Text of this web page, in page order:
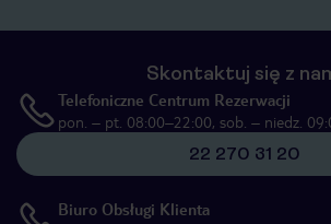
Skontaktuj się z
Telefoniczne Centrum Rezerwacji
pon. – pt. 08:00–22:00, sob. – niedz.
22 270 31 20
Biuro Obsługi Klienta